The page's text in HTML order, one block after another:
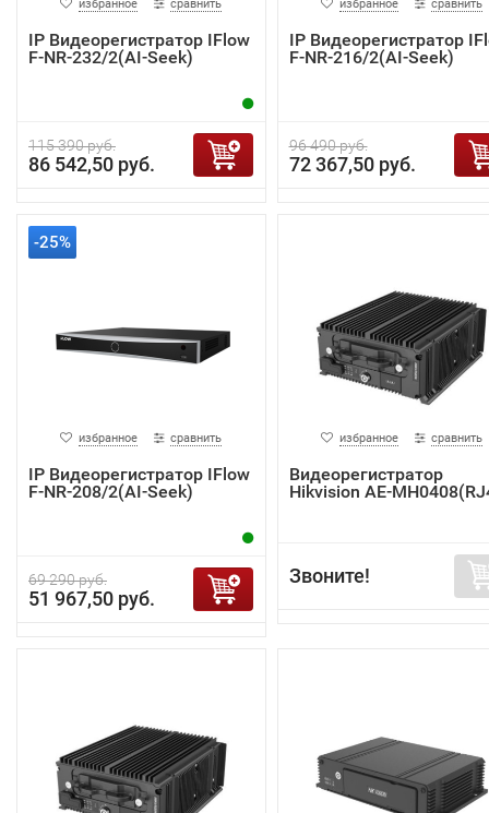
избранное сравнить
IP Видеорегистратор IFlow
F-NR-232/2(AI-Seek)
115 390 руб.
86 542,50 руб.
избранное сравнить
IP Видеорегистратор
F-NR-216/2(AI-Seek)
96 490 руб.
72 367,50 руб.
-25%
избранное сравнить
IP Видеорегистратор IFlow
F-NR-208/2(AI-Seek)
69 290 руб.
51 967,50 руб.
избранное сравнить
Видеорегистратор
Hikvision AE-
Звоните!